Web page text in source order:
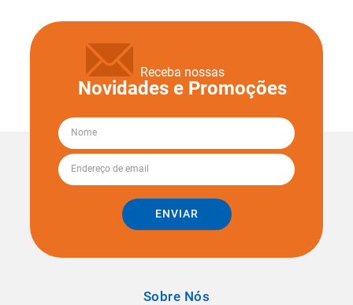
Receba nossas
Novidades e Promoções
ENVIAR
Sobre Nós